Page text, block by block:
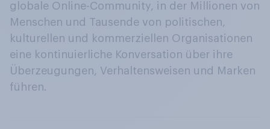
globale Online-Community, in der Millionen von
Menschen und Tausende von politischen,
kulturellen und kommerziellen Organisationen
eine kontinuierliche Konversation über ihre
Überzeugungen, Verhaltensweisen und Marken
führen.